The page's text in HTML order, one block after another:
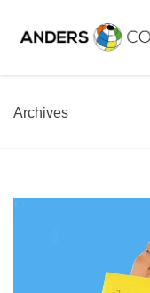
Archives